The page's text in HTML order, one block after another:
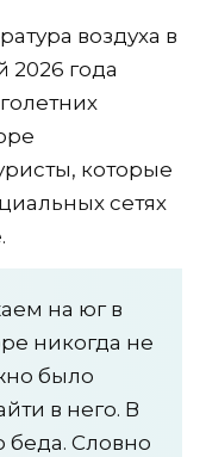
воздуха в
2026 года
которые
сетях
на юг в
никогда не
было
в него. В
беда. Словно